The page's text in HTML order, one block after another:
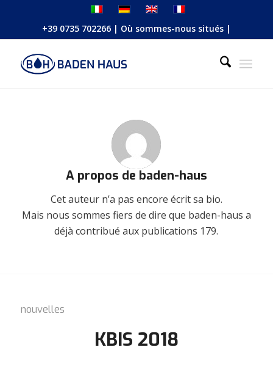
+39 0735 702266| Où sommes-nous situés|
A propos de baden-haus
Cet auteur n’a pas encore écrit sa bio.
Mais nous sommes fiers de dire que baden-haus a
déjà contribué aux publications 179.
nouvelles
KBIS 2018